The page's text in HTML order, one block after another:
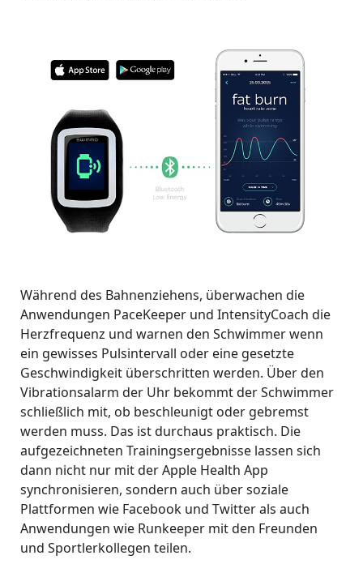
Während des Bahnenziehens, überwachen die
Anwendungen PaceKeeper und IntensityCoach die
Herzfrequenz und warnen den Schwimmer wenn
ein gewisses Pulsintervall oder eine gesetzte
Geschwindigkeit überschritten werden. Über den
Vibrationsalarm der Uhr bekommt der Schwimmer
schließlich mit, ob beschleunigt oder gebremst
werden muss. Das ist durchaus praktisch. Die
aufgezeichneten Trainingsergebnisse lassen sich
dann nicht nur mit der Apple Health App
synchronisieren, sondern auch über soziale
Plattformen wie Facebook und Twitter als auch
Anwendungen wie Runkeeper mit den Freunden
und Sportlerkollegen teilen.